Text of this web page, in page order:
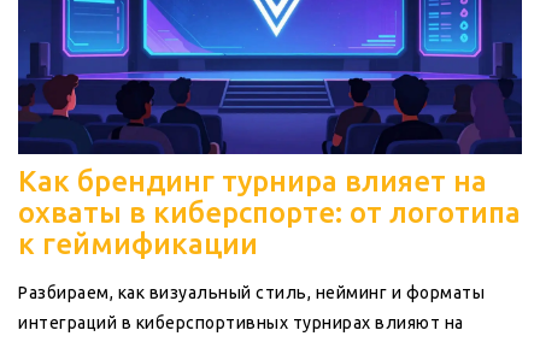
Как брендинг турнира влияет на
охваты в киберспорте: от логотипа
к геймификации
Разбираем, как визуальный стиль, нейминг и форматы
интеграций в киберспортивных турнирах влияют на